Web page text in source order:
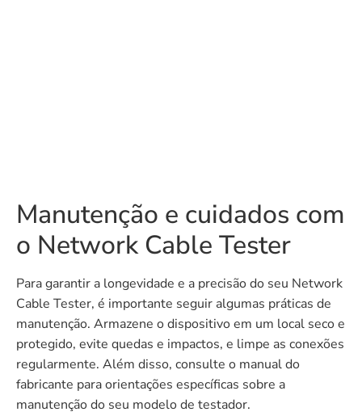
Manutenção e cuidados com
o Network Cable Tester
Para garantir a longevidade e a precisão do seu Network
Cable Tester, é importante seguir algumas práticas de
manutenção. Armazene o dispositivo em um local seco e
protegido, evite quedas e impactos, e limpe as conexões
regularmente. Além disso, consulte o manual do
fabricante para orientações específicas sobre a
manutenção do seu modelo de testador.